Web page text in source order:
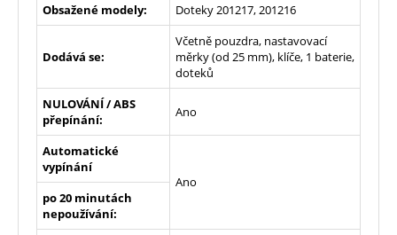
Obsažené modely:
Doteky 201217, 201216
Dodává se:
Včetně pouzdra, nastavovací
měrky (od 25 mm), klíče, 1 baterie,
doteků
NULOVÁNÍ / ABS
přepínání:
Ano
Automatické
vypínání
Ano
po 20 minutách
nepoužívání: